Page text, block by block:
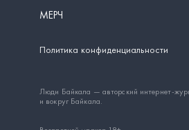
МЕРЧ
Политика конфиденциальности
Люди Байкала — авторский интернет-
и вокруг Байкала.